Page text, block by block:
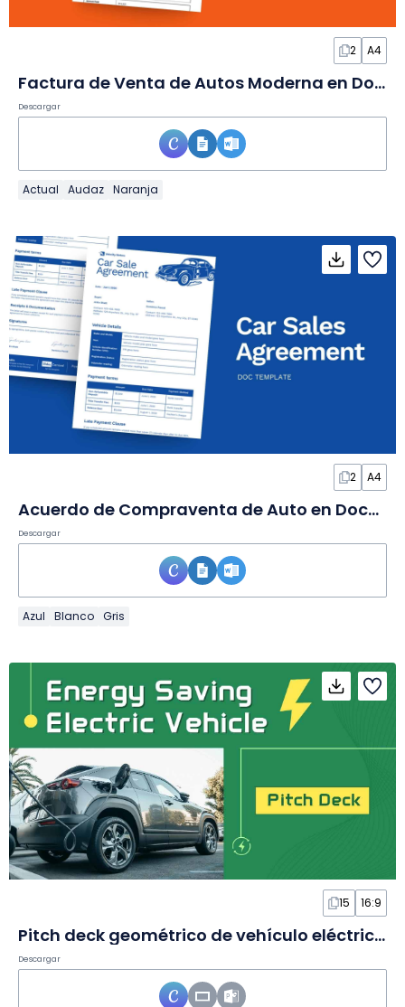
2 A4
Factura de Venta de Autos Moderna en Documento
Descargar
Actual Audaz Naranja
2 A4
Acuerdo de Compraventa de Auto en Documento
Descargar
Azul Blanco Gris
15 16:9
Pitch deck geométrico de vehículo eléctrico ahorrador de energía en Diapositivas
Descargar